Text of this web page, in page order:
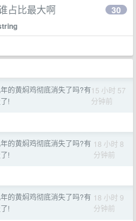
占比最大啊 30
的黄焖鸡彻底消失了吗?有
!
15 小时 57
分钟前
的黄焖鸡彻底消失了吗?有
!
18 小时 8
分钟前
的黄焖鸡彻底消失了吗?有
!
18 小时 9
分钟前